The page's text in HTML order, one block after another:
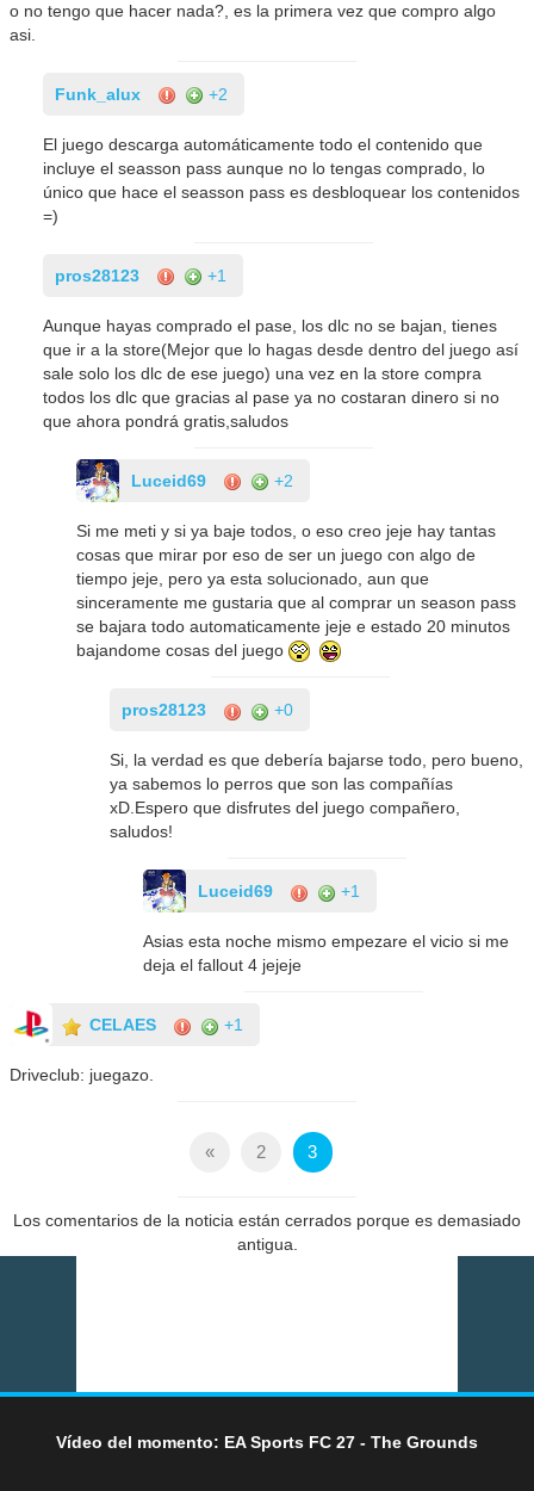
o no tengo que hacer nada?, es la primera vez que compro algo
asi.
Funk_alux +2
El juego descarga automáticamente todo el contenido que
incluye el seasson pass aunque no lo tengas comprado, lo
único que hace el seasson pass es desbloquear los contenidos
=)
pros28123 +1
Aunque hayas comprado el pase, los dlc no se bajan, tienes
que ir a la store(Mejor que lo hagas desde dentro del juego así
sale solo los dlc de ese juego) una vez en la store compra
todos los dlc que gracias al pase ya no costaran dinero si no
que ahora pondrá gratis,saludos
Luceid69 +2
Si me meti y si ya baje todos, o eso creo jeje hay tantas
cosas que mirar por eso de ser un juego con algo de
tiempo jeje, pero ya esta solucionado, aun que
sinceramente me gustaria que al comprar un season pass
se bajara todo automaticamente jeje e estado 20 minutos
bajandome cosas del juego
pros28123 +0
Si, la verdad es que debería bajarse todo, pero bueno,
ya sabemos lo perros que son las compañías
xD.Espero que disfrutes del juego compañero,
saludos!
Luceid69 +1
Asias esta noche mismo empezare el vicio si me
deja el fallout 4 jejeje
CELAES +1
Driveclub: juegazo.
« 2 3
Los comentarios de la noticia están cerrados porque es demasiado
antigua.
Vídeo del momento: EA Sports FC 27 - The Grounds